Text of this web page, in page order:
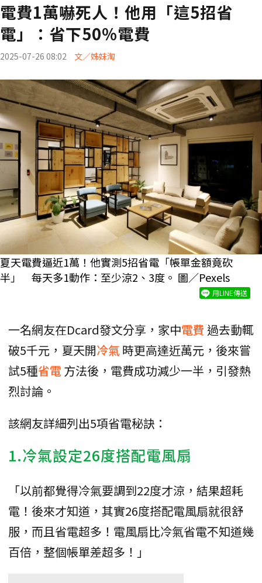
電費1萬嚇死人！他用「這5招省
電」：省下50%電費
2025-07-26 08:02 文／姊妹淘
夏天電費逼近1萬！他實測5招省電「帳單金額竟砍
半」 每天多1動作：至少涼2、3度。 圖／Pexels
用LINE傳送
一名網友在Dcard發文分享，家中電費過去動輒
破5千元，夏天開冷氣時更高達近萬元，後來嘗
試5種省電方法後，電費成功減少一半，引發熱
烈討論。
該網友詳細列出5項省電秘訣：
1.冷氣設定26度搭配電風扇
「以前都覺得冷氣要調到22度才涼，結果超耗
電！後來才知道，其實26度搭配電風扇就很舒
服，而且省電超多！電風扇比冷氣省電不知道幾
百倍，整個帳單差超多！」